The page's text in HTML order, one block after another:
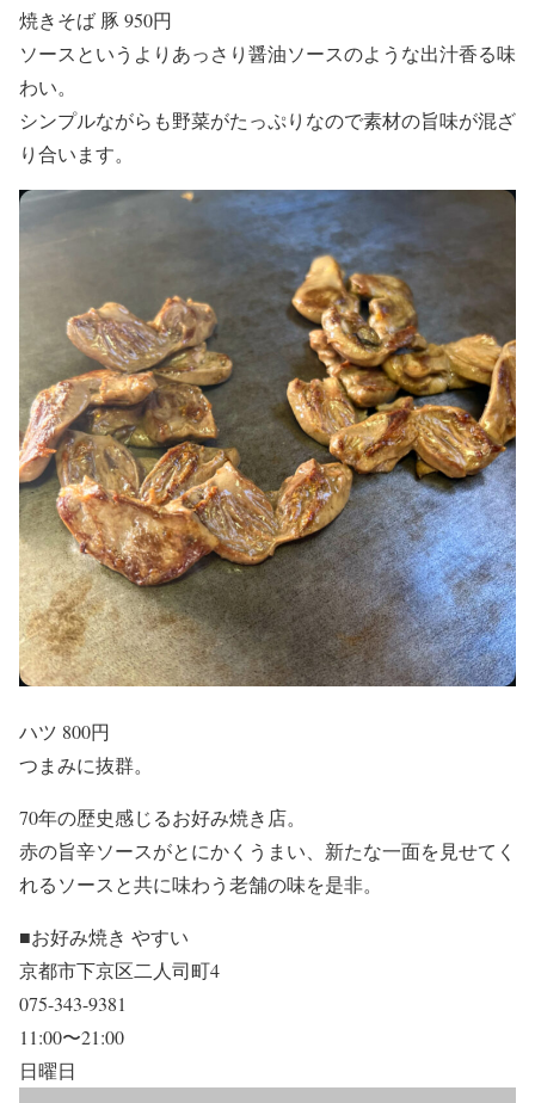
焼きそば 豚 950円
ソースというよりあっさり醤油ソースのような出汁香る味
わい。
シンプルながらも野菜がたっぷりなので素材の旨味が混ざ
り合います。
ハツ 800円
つまみに抜群。
70年の歴史感じるお好み焼き店。
赤の旨辛ソースがとにかくうまい、新たな一面を見せてく
れるソースと共に味わう老舗の味を是非。
■お好み焼き やすい
京都市下京区二人司町4
075-343-9381
11:00〜21:00
日曜日